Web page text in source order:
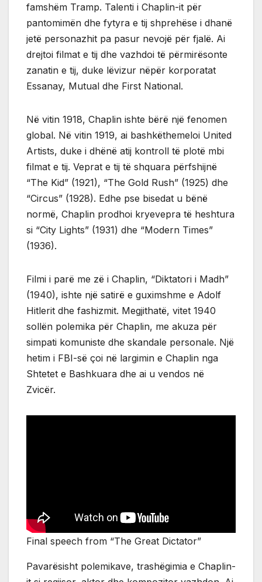
famshëm Tramp. Talenti i Chaplin-it për
pantomimën dhe fytyra e tij shprehëse i dhanë
jetë personazhit pa pasur nevojë për fjalë. Ai
drejtoi filmat e tij dhe vazhdoi të përmirësonte
zanatin e tij, duke lëvizur nëpër korporatat
Essanay, Mutual dhe First National.
Në vitin 1918, Chaplin ishte bërë një fenomen
global. Në vitin 1919, ai bashkëthemeloi United
Artists, duke i dhënë atij kontroll të plotë mbi
filmat e tij. Veprat e tij të shquara përfshijnë
“The Kid” (1921), “The Gold Rush” (1925) dhe
“Circus” (1928). Edhe pse bisedat u bënë
normë, Chaplin prodhoi kryevepra të heshtura
si “City Lights” (1931) dhe “Modern Times”
(1936).
Filmi i parë me zë i Chaplin, “Diktatori i Madh”
(1940), ishte një satirë e guximshme e Adolf
Hitlerit dhe fashizmit. Megjithatë, vitet 1940
sollën polemika për Chaplin, me akuza për
simpati komuniste dhe skandale personale. Një
hetim i FBI-së çoi në largimin e Chaplin nga
Shtetet e Bashkuara dhe ai u vendos në
Zvicër.
Final speech from “The Great Dictator”
Pavarësisht polemikave, trashëgimia e Chaplin-